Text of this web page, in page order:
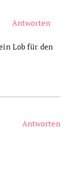
Lob für den
Antworten
Antworten